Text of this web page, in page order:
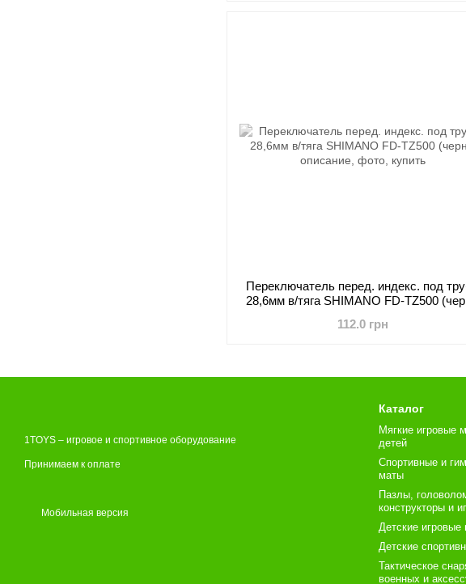
Переключатель перед. индекс. под
28,6мм в/тяга SHIMANO FD-TZ500
112.0 грн
1TOYS – игровое и спортивное оборудование
Принимаем к оплате
Мобильная версия
Каталог
Мягкие игровые
детей
Спортивные и
маты
Пазлы,
конструкторы и
Детские
Детские
Тактическое
военных и